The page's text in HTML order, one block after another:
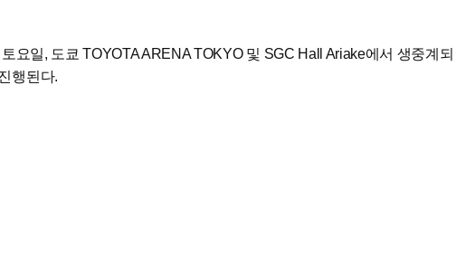
요일, 도쿄 TOYOTA ARENA TOKYO 및 SGC Hall Ariake에서 생중계되
행된다.